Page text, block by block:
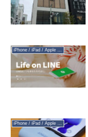
iPhone / iPad / Apple Watch